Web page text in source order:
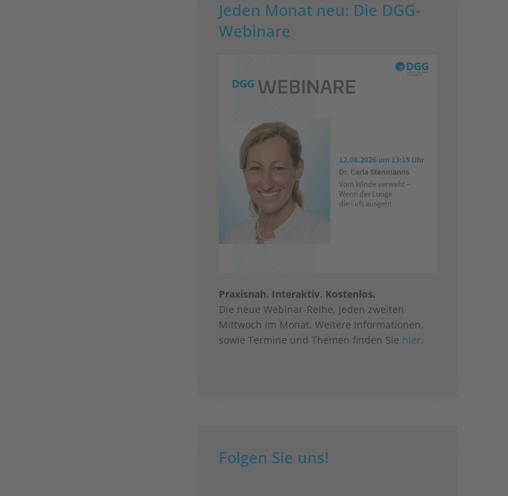
Jeden Monat neu: Die DGG-
Webinare
Praxisnah. Interaktiv. Kostenlos.
Die neue Webinar-Reihe, jeden zweiten
Mittwoch im Monat. Weitere Informationen,
sowie Termine und Themen finden Sie hier.
Folgen Sie uns!